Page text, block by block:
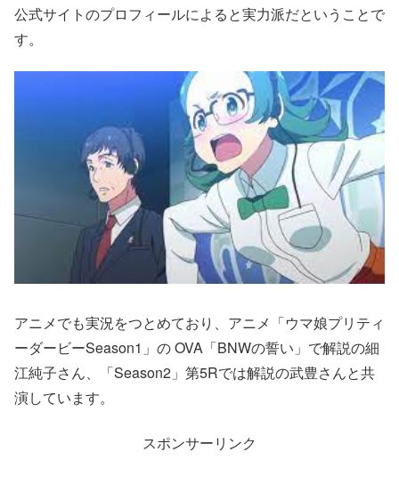
公式サイトのプロフィールによると実力派だということで
す。
アニメでも実況をつとめており、アニメ「ウマ娘プリティ
ーダービーSeason1」の OVA「BNWの誓い」で解説の細
江純子さん、「Season2」第5Rでは解説の武豊さんと共
演しています。
スポンサーリンク